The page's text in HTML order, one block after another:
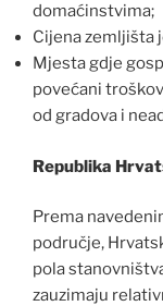
domaćinstvima;
Cijena zemljišta
Mjesta gdje
povećani
od gradova i
Republika
Prema
područje,
pola
zauzimaju